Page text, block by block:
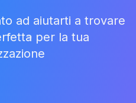
ad aiutarti a trovare
per la tua